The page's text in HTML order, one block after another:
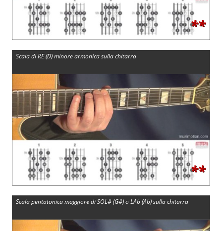
**
Scala di RE (D) minore armonica sulla chitarra
**
Scala pentatonica maggiore di SOL# (G#) o LAb (Ab) sulla chitarra